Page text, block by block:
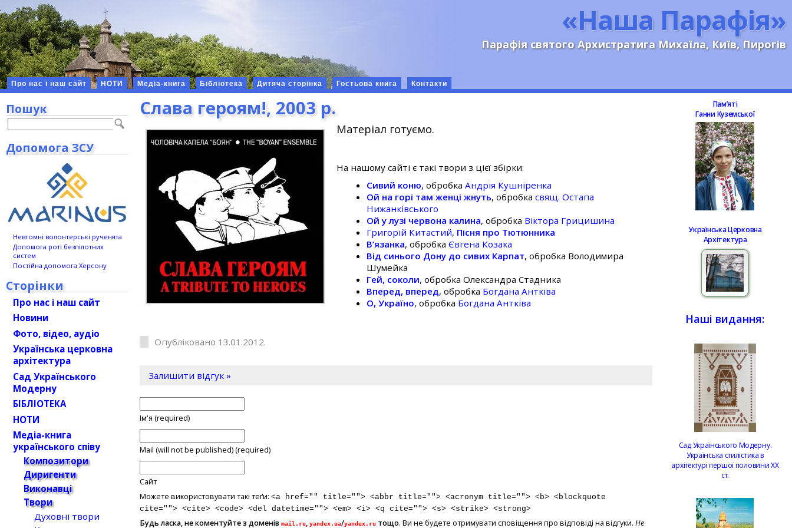
«Наша Парафія»
Парафія святого Архистратига Михаїла, Київ, Пирогів
Про нас і наш сайт НОТИ Медіа-книга Бібліотека Дитяча сторінка Гостьова книга Контакти
Слава героям!, 2003 р.
Матеріал готуємо.
На нашому сайті є такі твори з цієї збірки:
Сивий коню, обробкаАндрія Кушніренка
Ой на горі там женці жнуть, обробкасвящ. Остапа
Нижанківського
Ой у лузі червона калина, обробка Віктора Грицишина
Григорій Китастий, Пісня про Тютюнника
В’язанка, обробкаЄвгена Козака
Від синього Дону до сивих Карпат, обробка Володимира
Шумейка
Гей, соколи, обробка Олександра Стадника
Вперед, вперед, обробка Богдана Антківа
О, Україно, обробка Богдана Антківа
Опубліковано 13.01.2012.
Залишити відгук »
Ім'я (required)
Mail (will not be published) (required)
Сайт
Можете використовувати такі теґи:<a href="" title=""> <abbr title=""> <acronym title=""> <b> <blockquote
cite=""> <cite> <code> <del datetime=""> <em> <i> <q cite=""> <s> <strike> <strong>
Будь ласка, не коментуйте з доменівmail.ru,yandex.ua/yandex.ru тощо. Ви не будете отримувати сповіщення про відповіді на відгуки.Не
Пошук
Допомога ЗСУ
Невтомні волонтерські рученята
Допомога роті безпілотних
систем
Постійна допомога Херсону
Сторінки
Про нас і наш сайт
Новини
Фото, відео, аудіо
Українська церковна
архітектура
Сад Українського
Модерну
БІБЛІОТЕКА
НОТИ
Медіа-книга
українського співу
Композитори
Диригенти
Виконавці
Твори
Духовні твори
Памʼяті
Ганни Куземської
Українська Церковна
Архітектура
Наші видання:
Сад Українського Модерну.
Українська стилістика в
архітектурі першої половини ХХ
ст.